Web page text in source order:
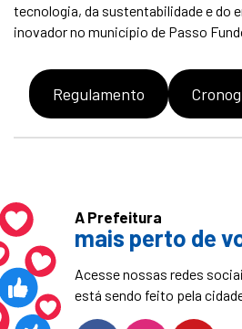
tecnologia, da sustentabilidade e do
inovador no município de Passo
Regulamento
A Prefeitura
mais perto de
Acesse nossas redes
está sendo feito pela